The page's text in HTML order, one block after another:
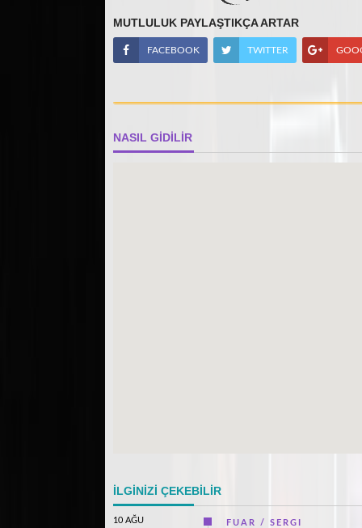
MUTLULUK PAYLAŞTIKÇA ARTAR
FACEBOOK TWITTER
NASIL GİDİLİR
İLGİNİZİ ÇEKEBİLİR
10 AĞU FUAR / SERGI